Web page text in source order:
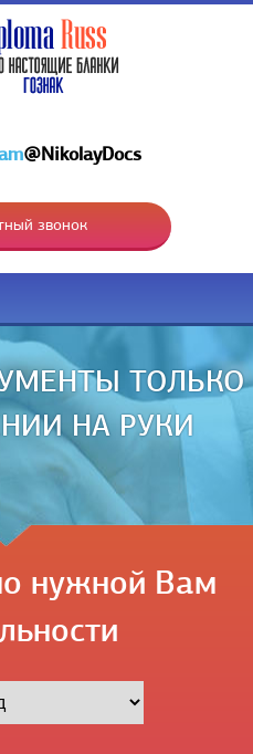
@NikolayDocs
звонок
ТОЛЬКО
НА РУКИ
нужной Вам